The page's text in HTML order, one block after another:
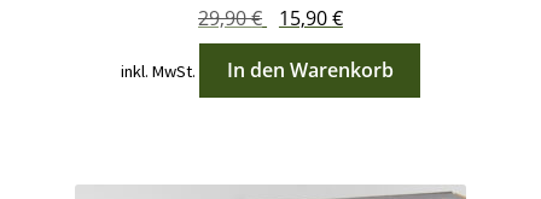
29,90€
Ursprünglicher
Preis
war:
15,90€Aktueller
Preis
ist:
inkl. MwSt. In den Warenkorb